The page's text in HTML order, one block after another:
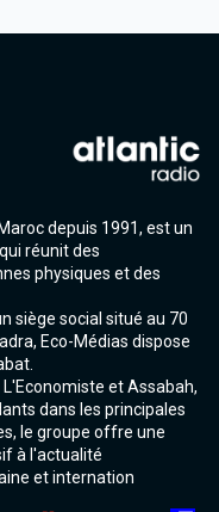
depuis 1991, est un
réunit des
physiques et des
siège social situé au 70
Eco-Médias dispose
et Assabah,
dans les principales
le groupe offre une
à l'actualité
et internation